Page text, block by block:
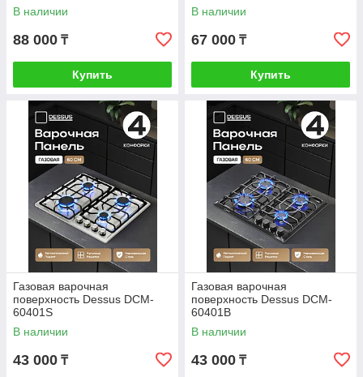
В наличии
88 000 ₸
Купить
В наличии
67 000 ₸
Купить
Газовая варочная
поверхность Dessus DCM-
60401S
В наличии
43 000 ₸
Газовая варочная
поверхность Dessus DCM-
60401B
В наличии
43 000 ₸